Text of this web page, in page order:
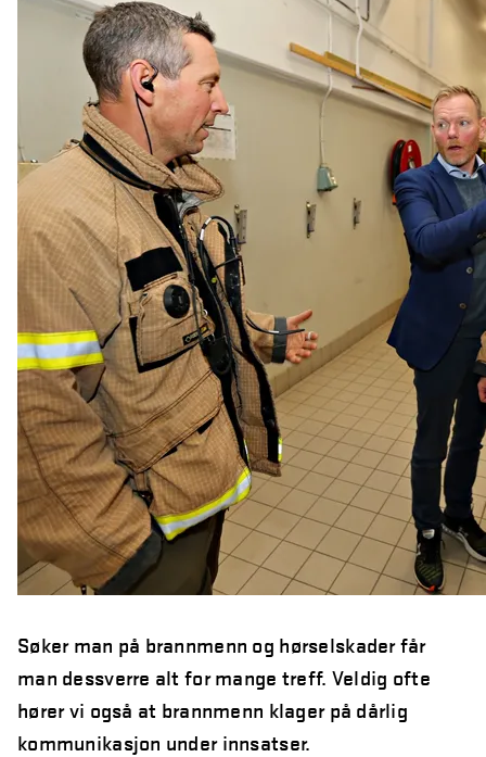
Northcom skal levere kommersielle radio- og 5G-
systemer til Forsvaret
Sepura SCL3 – håndterminal for virksomhetskritisk
kommunikasjon
Northcom News #7
INVISIO Link™ – trådløs intercom for maksimal mobilitet
og sikker kommunikasjon
Hedmarken brannvesen satser på moderne kommunikasjon
og bedre hørselvern
Rogaland Røde Kors velger Northcoms innsatsledekit
Kristiansand Brann og Redning satser på sikkerhet, INVISIO
rulles ut til både heltids- og deltidsstasjoner.
TETRA i et 10-årsperspektiv – hva skjer fremover?
Northcom News #6
Aars investerer i Northcom
Northcom News #5
Northcom vant ny rammeavtale med HDO
Northcom vant rammeavtale med NKS110
Søker man på brannmenn og hørselskader får
man dessverre alt for mange treff. Veldig ofte
hører vi også at brannmenn klager på dårlig
kommunikasjon under innsatser.